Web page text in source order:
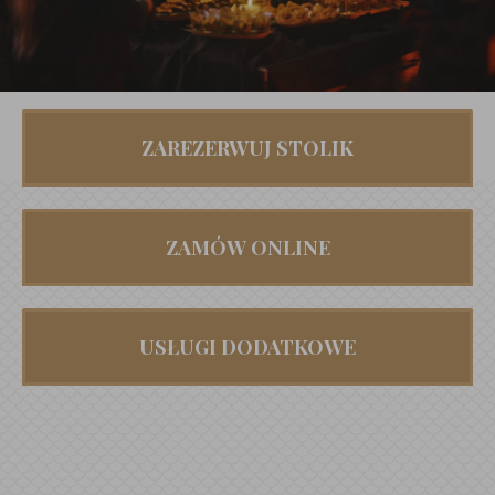
ZAREZERWUJ STOLIK
ZAMÓW ONLINE
USŁUGI DODATKOWE